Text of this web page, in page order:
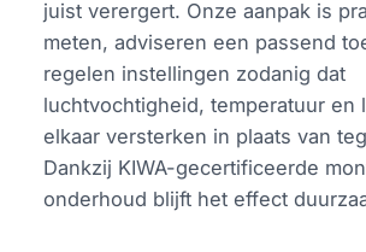
juist verergert. Onze aanpak is
meten, adviseren een passend
regelen instellingen zodanig dat
luchtvochtigheid, temperatuur en
elkaar versterken in plaats van
Dankzij KIWA-gecertificeerde
onderhoud blijft het effect